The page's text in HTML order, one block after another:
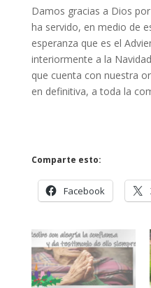
Damos gracias a Dios
ha servido, en medio de
esperanza que es el
interiormente a la
que cuenta con nuestra
en definitiva, a toda la
Comparte esto:
Facebook